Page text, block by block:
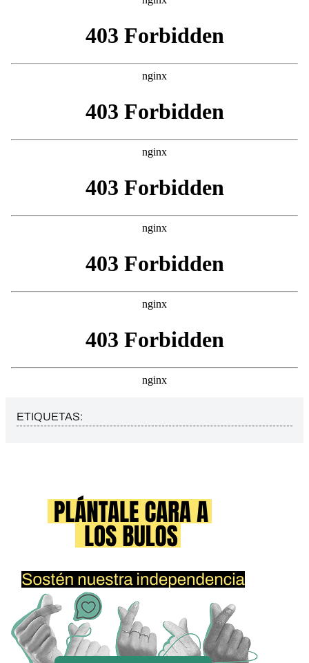
ETIQUETAS: